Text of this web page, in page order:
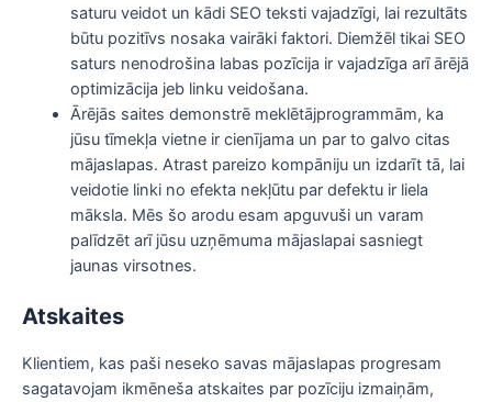
saturu veidot un kādi SEO teksti vajadzīgi, lai rezultāts
būtu pozitīvs nosaka vairāki faktori. Diemžēl tikai SEO
saturs nenodrošina labas pozīcija ir vajadzīga arī ārējā
optimizācija jeb linku veidošana.
Ārējās saites demonstrē meklētājprogrammām, ka
jūsu tīmekļa vietne ir cienījama un par to galvo citas
mājaslapas. Atrast pareizo kompāniju un izdarīt tā, lai
veidotie linki no efekta nekļūtu par defektu ir liela
māksla. Mēs šo arodu esam apguvuši un varam
palīdzēt arī jūsu uzņēmuma mājaslapai sasniegt
jaunas virsotnes.
Atskaites
Klientiem, kas paši neseko savas mājaslapas progresam
sagatavojam ikmēneša atskaites par pozīciju izmaiņām,